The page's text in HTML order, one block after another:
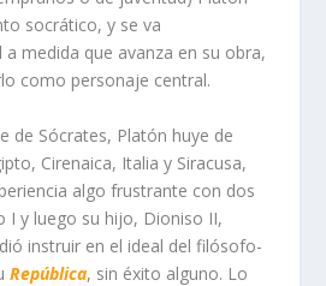
socrático, y se va
a medida que avanza en su obra,
como personaje central.
de Sócrates, Platón huye de
Cirenaica, Italia y Siracusa,
algo frustrante con dos
I y luego su hijo, Dioniso II,
instruir en el ideal del filósofo-
República, sin éxito alguno. Lo